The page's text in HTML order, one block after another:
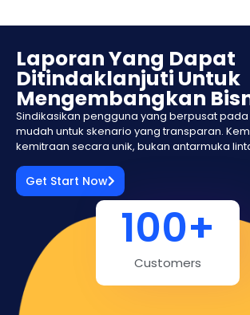
Laporan Yang Dapat
Ditindaklanjuti Untuk
Mengembangkan
Sindikasikan pengguna yang berpusat
mudah untuk skenario yang transparan.
kemitraan secara unik, bukan antarmuka
Get Start Now
Customers
100+